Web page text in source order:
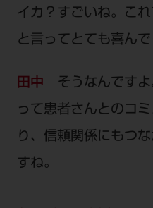
イカ？すごいね。こ
と言ってとても喜んで
田中 そうなんです
って患者さんとのコ
り、信頼関係にもつ
すね。